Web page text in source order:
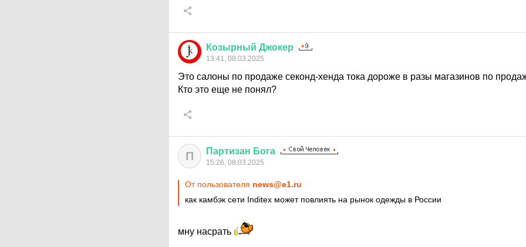
Козырный Джокер
13:41, 08.03.2025
Это салоны по продаже секонд-хенда тока дороже в разы магазинов по
Кто это еще не понял?
П Партизан Бога
15:26, 08.03.2025
От пользователя news@e1.ru
как камбэк сети Inditex может повлиять на рынок одежды в России
мну насрать